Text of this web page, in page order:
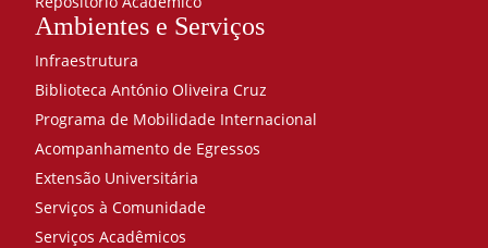
Ambientes e Serviços
Infraestrutura
Biblioteca António Oliveira Cruz
Programa de Mobilidade Internacional
Acompanhamento de Egressos
Extensão Universitária
Serviços à Comunidade
Serviços Acadêmicos